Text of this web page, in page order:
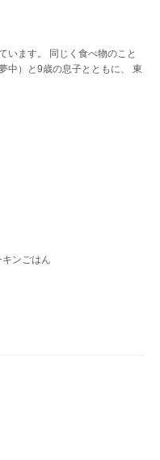
います。 同じく食べ物のこと
中）と9歳の息子とともに、 東
ンごはん